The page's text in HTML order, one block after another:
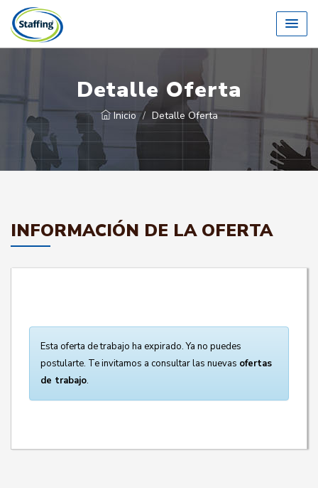
Detalle Oferta
Inicio Detalle Oferta
INFORMACIÓN DE LA OFERTA
Esta oferta de trabajo ha expirado. Ya no puedes
postularte. Te invitamos a consultar las nuevas ofertas
de trabajo.